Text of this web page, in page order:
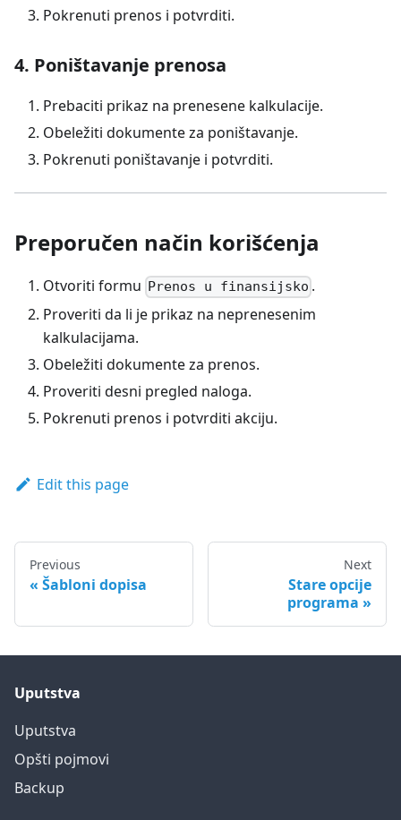
Pokrenuti prenos i potvrditi.
4. Poništavanje prenosa
Prebaciti prikaz na prenesene kalkulacije.
Obeležiti dokumente za poništavanje.
Pokrenuti poništavanje i potvrditi.
Preporučen način korišćenja
Otvoriti formu Prenos u finansijsko .
Proveriti da li je prikaz na neprenesenim
kalkulacijama.
Obeležiti dokumente za prenos.
Proveriti desni pregled naloga.
Pokrenuti prenos i potvrditi akciju.
Edit this page
Previous
Šabloni dopisa
Next
Stare opcije
programa
Uputstva
Uputstva
Opšti pojmovi
Backup